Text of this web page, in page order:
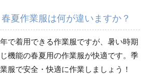
秋冬長袖
夏作業服は何が違いますか？
で着用できる作業服ですが、暑い時期
機能の春夏用の作業服が快適です。季
服で安全・快適に作業しましょう！